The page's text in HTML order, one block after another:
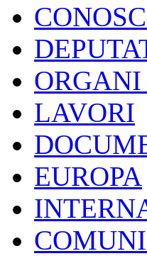
LAVORI
EUROPA